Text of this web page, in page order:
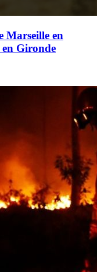
Marseille en
Gironde